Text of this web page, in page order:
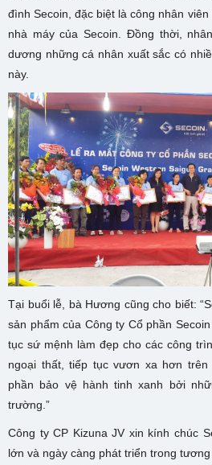
đình Secoin, đặc biệt là công nhân
nhà máy của Secoin. Đồng thời,
dương những cá nhân xuất sắc có
này.
Tại buổi lễ, bà Hương cũng cho biết:
sản phẩm của Công ty Cổ phần
tục sứ mệnh làm đẹp cho các công
ngoại thất, tiếp tục vươn xa hơn
phần bảo vệ hành tinh xanh bởi
trường.”
Công ty CP Kizuna JV xin kính chúc
lớn và ngày càng phát triển trong